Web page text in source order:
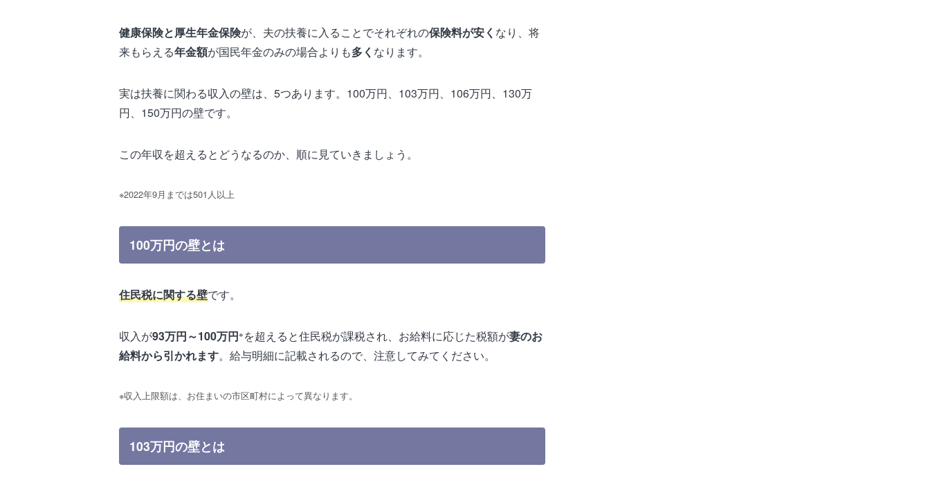
健康保険と厚生年金保険が、夫の扶養に入ることでそれぞれの保険料が安く なり、将
来もらえる年金額が国民年金のみの場合よりも多く なります。
実は扶養に関わる収入の壁は、5つあります。100万円、103万円、106万円、130万
円、150万円の壁です。
この年収を超えるとどうなるのか、順に見ていきましょう。
※2022年9月までは501人以上
100万円の壁とは
住民税に関する壁です。
収入が93万円～100万円※を超えると住民税が課税され、お給料に応じた税額が妻のお
給料から引かれます。給与明細に記載されるので、注意してみてください。
※収入上限額は、お住まいの市区町村によって異なります。
103万円の壁とは